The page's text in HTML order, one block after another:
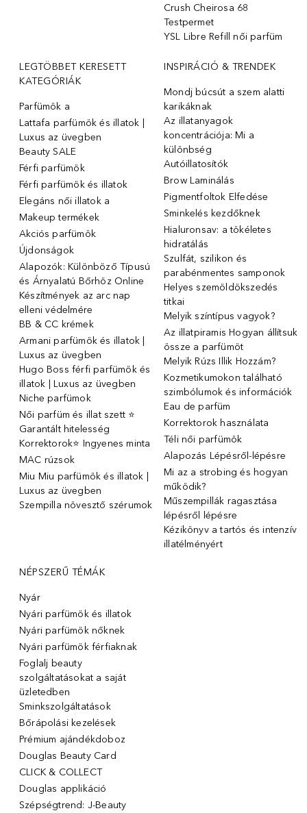
Crush Cheirosa 68
Testpermet
YSL Libre Refill női parfüm
LEGTÖBBET KERESETT
KATEGÓRIÁK
Parfümök ️a
Lattafa parfümök és illatok |
Luxus az üvegben
Beauty SALE
Férfi parfümök
Férfi parfümök és illatok
Elegáns női illatok ️a
Makeup termékek
Akciós parfümök
Újdonságok
Alapozók: Különböző Típusú
és Árnyalatú Bőrhöz Online
Készítmények az arc nap
elleni védelmére
BB & CC krémek
Armani parfümök és illatok |
Luxus az üvegben
Hugo Boss férfi parfümök és
illatok | Luxus az üvegben
Niche parfümok
Női parfüm és illat szett ⭐
Garantált hitelesség
Korrektorok⭐ Ingyenes minta
MAC rúzsok
Miu Miu parfümök és illatok |
Luxus az üvegben
Szempilla növesztő szérumok
INSPIRÁCIÓ & TRENDEK
Mondj búcsút a szem alatti
karikáknak
Az illatanyagok
koncentrációja: Mi a
különbség
Autóillatosítók
Brow Laminálás
Pigmentfoltok Elfedése
Sminkelés kezdőknek
Hialuronsav: a tökéletes
hidratálás
Szulfát, szilikon és
parabénmentes samponok
Helyes szemöldökszedés
titkai
Melyik színtípus vagyok?
Az illatpiramis Hogyan állítsuk
össze a parfümöt
Melyik Rúzs Illik Hozzám?
Kozmetikumokon található
szimbólumok és információk
Eau de parfüm
Korrektorok használata
Téli női parfümök
Alapozás Lépésről-lépésre
Mi az a strobing és hogyan
működik?
Műszempillák ragasztása
lépésről lépésre
Kézikönyv a tartós és intenzív
illatélményért
NÉPSZERŰ TÉMÁK
Nyár
Nyári parfümök és illatok
Nyári parfümök nőknek
Nyári parfümök férfiaknak
Foglalj beauty
szolgáltatásokat a saját
üzletedben
Sminkszolgáltatások
Bőrápolási kezelések
Prémium ajándékdoboz
Douglas Beauty Card
CLICK & COLLECT
Douglas applikáció
Szépségtrend: J-Beauty